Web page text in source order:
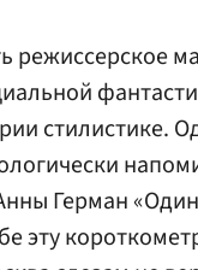
режиссерское
стилистике.
Герман «Один
эту